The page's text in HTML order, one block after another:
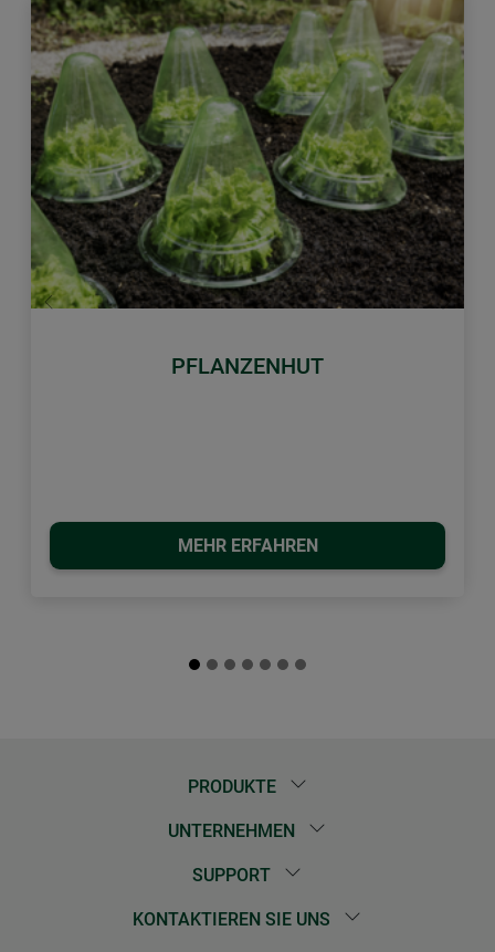
PFLANZENHUT
MEHR ERFAHREN
Zurück Weiter
PRODUKTE
UNTERNEHMEN
SUPPORT
KONTAKTIEREN SIE UNS